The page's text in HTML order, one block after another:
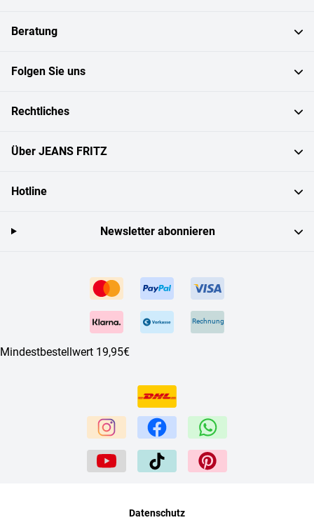
Beratung
Folgen Sie uns
Rechtliches
Über JEANS FRITZ
Hotline
Rechnung
Mindestbestellwert 19,95€
Newsletter abonnieren
Datenschutz